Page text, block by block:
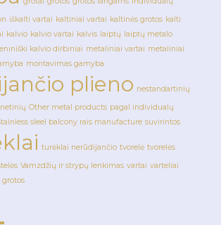
iškalti vartai kaltiniai vartai kaltinės grotos kalti
kalvio kalvio vartai kalvis laiptų laiptų metalo
kalvio dirbiniai metaliniai vartai metaliniai
montavimas gamyba
plieno nestandartinių
Other metal products pagal individualų
sleel balcony rais manufacture suvirintos
turėklai nerūdijančio tvorelė tvorelės
Vamzdžių ir strypų lenkimas vartai varteliai